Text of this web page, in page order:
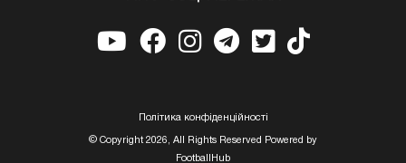
Полiтика конфiденцiйностi
© Copyright 2026, All Rights Reserved Powered by
FootballHub